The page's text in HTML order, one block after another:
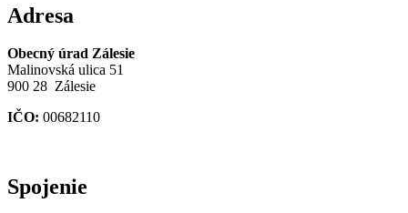
Adresa
Obecný úrad Zálesie
Malinovská ulica 51
900 28 Zálesie
IČO: 00682110
Spojenie